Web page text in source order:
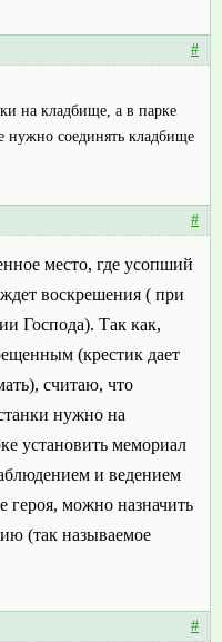
#
на кладбище, а в парке
нужно соединять кладбище
#
место, где усопший
воскрешения ( при
Господа). Так как,
(крестик дает
считаю, что
нужно на
установить мемориал
и ведением
героя, можно назначить
(так называемое
#